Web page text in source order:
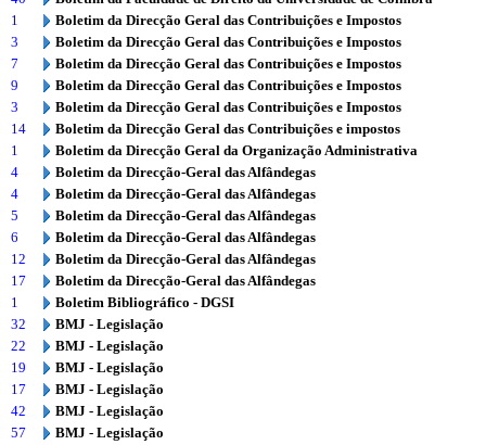
1
Boletim da Direcção Geral das Contribuições e Impostos
3
Boletim da Direcção Geral das Contribuições e Impostos
7
Boletim da Direcção Geral das Contribuições e Impostos
9
Boletim da Direcção Geral das Contribuições e Impostos
3
Boletim da Direcção Geral das Contribuições e Impostos
14
Boletim da Direcção Geral das Contribuições e impostos
1
Boletim da Direcção Geral da Organização Administrativa
4
Boletim da Direcção-Geral das Alfândegas
4
Boletim da Direcção-Geral das Alfândegas
5
Boletim da Direcção-Geral das Alfândegas
6
Boletim da Direcção-Geral das Alfândegas
12
Boletim da Direcção-Geral das Alfândegas
17
Boletim da Direcção-Geral das Alfândegas
1
Boletim Bibliográfico - DGSI
32
BMJ - Legislação
22
BMJ - Legislação
19
BMJ - Legislação
17
BMJ - Legislação
42
BMJ - Legislação
57
BMJ - Legislação